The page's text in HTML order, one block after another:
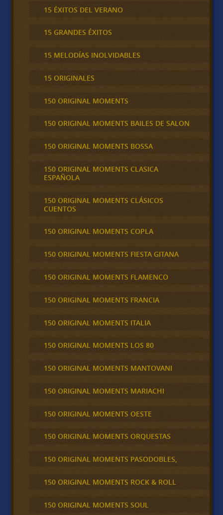
15 ÉXITOS DEL VERANO
15 GRANDES ÉXITOS
15 MELODÍAS INOLVIDABLES
15 ORIGINALES
150 ORIGINAL MOMENTS
150 ORIGINAL MOMENTS BAILES DE SALON
150 ORIGINAL MOMENTS BOSSA
150 ORIGINAL MOMENTS CLASICA
ESPAÑOLA
150 ORIGINAL MOMENTS CLÁSICOS
CUENTOS
150 ORIGINAL MOMENTS COPLA
150 ORIGINAL MOMENTS FIESTA GITANA
150 ORIGINAL MOMENTS FLAMENCO
150 ORIGINAL MOMENTS FRANCIA
150 ORIGINAL MOMENTS ITALIA
150 ORIGINAL MOMENTS LOS 80
150 ORIGINAL MOMENTS MANTOVANI
150 ORIGINAL MOMENTS MARIACHI
150 ORIGINAL MOMENTS OESTE
150 ORIGINAL MOMENTS ORQUESTAS
150 ORIGINAL MOMENTS PASODOBLES,
150 ORIGINAL MOMENTS ROCK & ROLL
150 ORIGINAL MOMENTS SOUL